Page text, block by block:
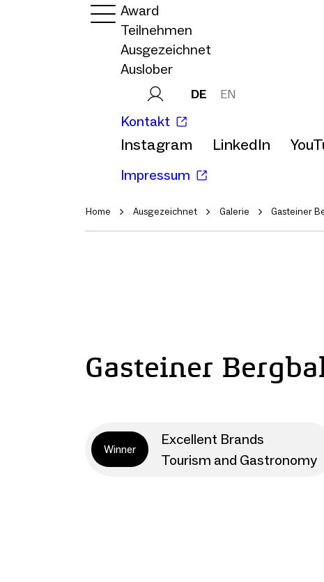
Award
Teilnehmen
Ausgezeichnet
Auslober
DE EN
Kontakt
Instagram LinkedIn
Impressum
Home Ausgezeichnet Galerie Gasteiner
Gasteiner
Winner
Excellent Brands
Tourism and Gastronomy